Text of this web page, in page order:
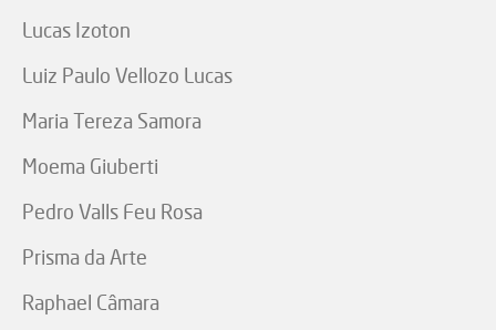
Lucas Izoton
Luiz Paulo Vellozo Lucas
Maria Tereza Samora
Moema Giuberti
Pedro Valls Feu Rosa
Prisma da Arte
Raphael Câmara